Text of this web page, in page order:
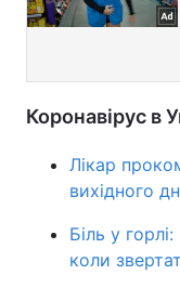
Коронавірус в
Лікар
вихідного
Біль у
коли